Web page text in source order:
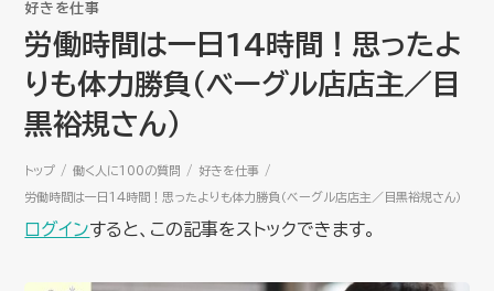
好きを仕事
労働時間は一日14時間！思ったよ
りも体力勝負（ベーグル店店主／目
黒裕規さん）
トップ 働く人に100の質問 好きを仕事
労働時間は一日14時間！思ったよりも体力勝負（ベーグル店店主／目黒裕規さん）
ログインすると、この記事をストックできます。